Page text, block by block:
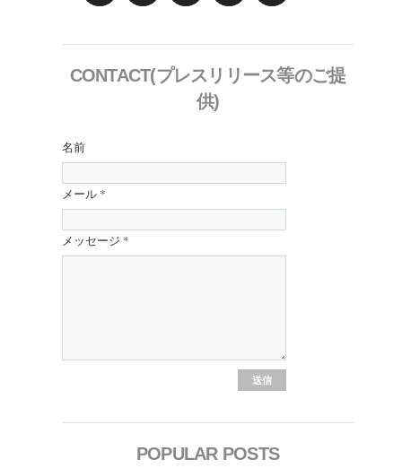
CONTACT(プレスリリース等のご提
供)
名前
メール *
メッセージ *
POPULAR POSTS